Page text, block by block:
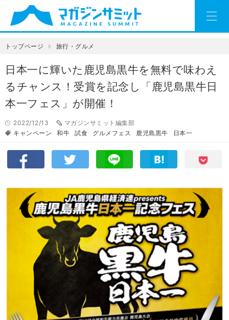
トップページ 旅行・グルメ
日本一に輝いた鹿児島黒牛を無料で味わえ
るチャンス！受賞を記念し「鹿児島黒牛日
本一フェス」が開催！
2022/12/13
マガジンサミット編集部
キャンペーン
和牛 試食 グルメフェス 鹿児島黒牛 日本一